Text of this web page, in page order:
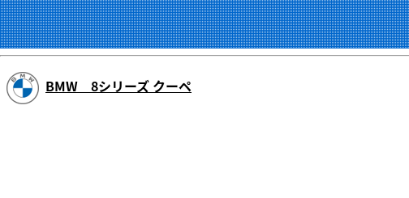
BMW 8シリーズ クーペ